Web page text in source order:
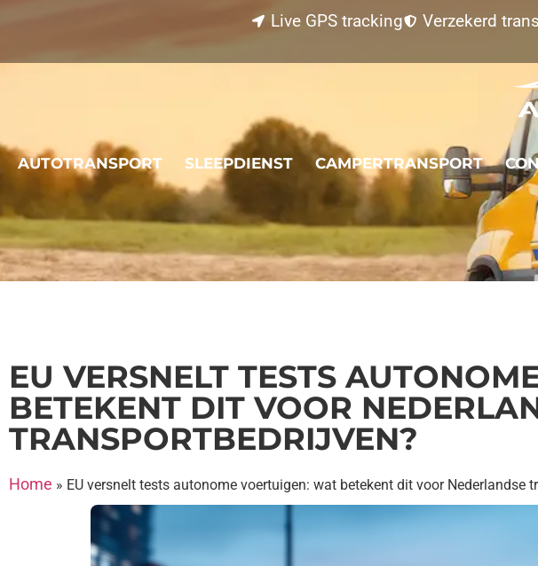
Live GPS tracking Verzekerd
AUTOTRANSPORT SLEEPDIENST CAMPERTRANSPORT
EU VERSNELT TESTS
BETEKENT DIT VOOR
TRANSPORTBEDRIJVEN?
Home » EU versnelt tests autonome voertuigen: wat betekent dit voor Nederlandse